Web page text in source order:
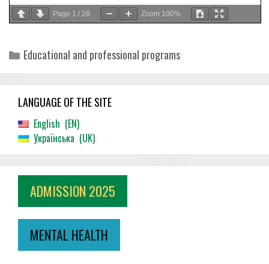
Page 1 / 28 Zoom 100%
Categories
Educational and professional programs
LANGUAGE OF THE SITE
English
EN
Українська
UK
ADMISSION 2025
MENTAL HEALTH